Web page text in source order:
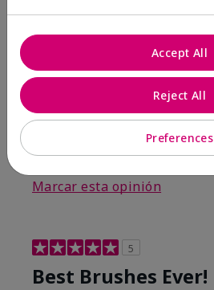
ConclusiónSí, recomendaría a
¿Le ha resultado
opinión?
7 0
Marcar esta opinión
5
Best Brushes Ever!
Preferences
Reject All
Accept All